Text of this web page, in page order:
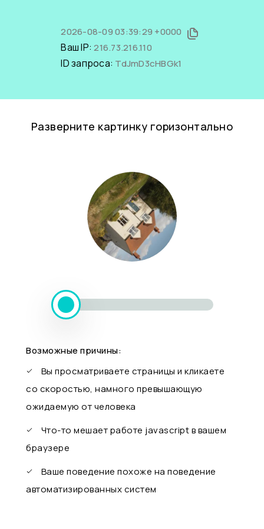
2026-08-09 03:39:29 +0000
Ваш IP:216.73.216.110
ID запроса: TdJmD3cHBGk1
Разверните картинку горизонтально
Возможные причины:
Вы просматриваете страницы и кликаете
со скоростью, намного превышающую
ожидаемую от человека
Что-то мешает работе javascript в вашем
браузере
Ваше поведение похоже на поведение
автоматизированных систем